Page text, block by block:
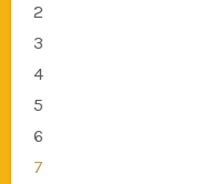
2
3
4
5
6
7